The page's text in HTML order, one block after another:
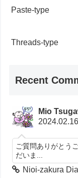
Paste-type
Threads-type
Recent
Mio
2024.02.16
ご質問ありがとう
だいま...
Nioi-zakura